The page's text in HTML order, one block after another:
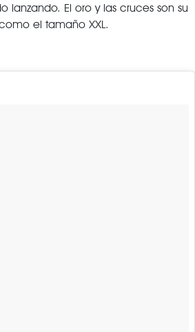
lanzando. El oro y las cruces son su
el tamaño XXL.